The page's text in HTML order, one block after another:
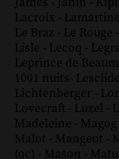
Lacroix - Lamartine
Le Braz - Le Rouge -
Lisle - Lecoq -
Leprince de
1001 nuits- Lesclide
Lichtenberger -
Lovecraft - Luzel -
Madeleine - Magog
Malot - Mangeot -
(qc) - Mason -